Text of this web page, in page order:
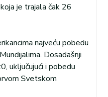
je trajala čak 26
najveću pobedu
Dosadašnji
uključujući i pobedu
Svetskom